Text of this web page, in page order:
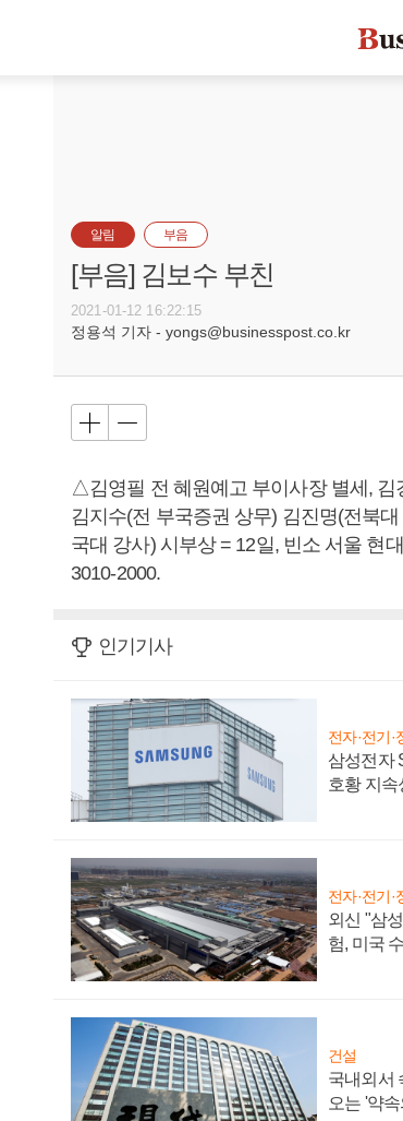
알림 부음
[부음] 김보수 부친
2021-01-12 16:22:15
정용석 기자 - yongs@businesspost.co.kr
△김영필 전 혜원예고 부이사장 별세,
김지수(전 부국증권 상무) 김진명(전북
국대 강사) 시부상 = 12일, 빈소 서울 현
3010-2000.
인기기사
전자·전기·
삼성전자
호황 지속
전자·전기·
외신 "삼
험, 미국
건설
국내외서
오는 '약